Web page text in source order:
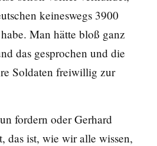
keineswegs 3900
Man hätte bloß ganz
das gesprochen und die
Soldaten freiwillig zur
fordern oder Gerhard
das ist, wie wir alle wissen,